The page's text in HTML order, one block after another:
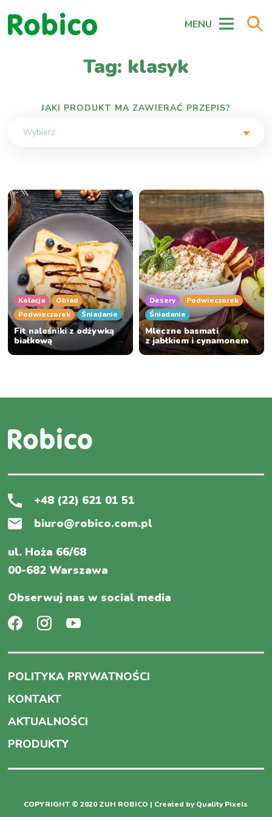
MENU
Tag: klasyk
JAKI PRODUKT MA ZAWIERAĆ PRZEPIS?
Wybierz
Kolacja
Obiad
Podwieczorek
Śniadanie
Fit naleśniki z odżywką
białkową
Desery
Podwieczorek
Śniadanie
Mleczne basmati
z jabłkiem i cynamonem
+48 (22) 621 01 51
biuro@robico.com.pl
ul. Hoża 66/68
00-682 Warszawa
Obserwuj nas w social media
POLITYKA PRYWATNOŚCI
KONTAKT
AKTUALNOŚCI
PRODUKTY
COPYRIGHT © 2020 ZUH ROBICO | Created by Quality Pixels